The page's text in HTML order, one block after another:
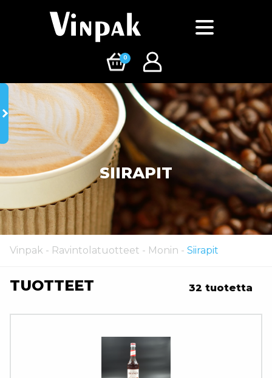
0
SIIRAPIT
Vinpak - Ravintolatuotteet - Monin - Siirapit
TUOTTEET 32 tuotetta